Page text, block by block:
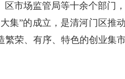
区市场监管局等十余个部门
集”的成立 ，是清河门区推
繁荣、有序、特色的创业集